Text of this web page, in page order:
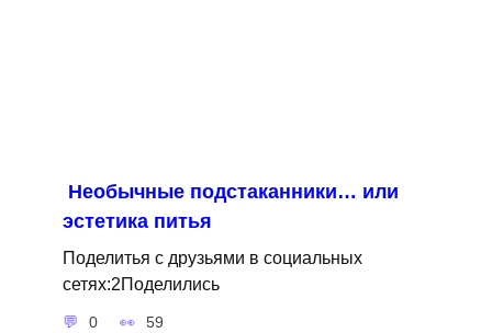
Необычные подстаканники… или
эстетика питья
Поделитья с друзьями в социальных
сетях:2Поделились
0 59